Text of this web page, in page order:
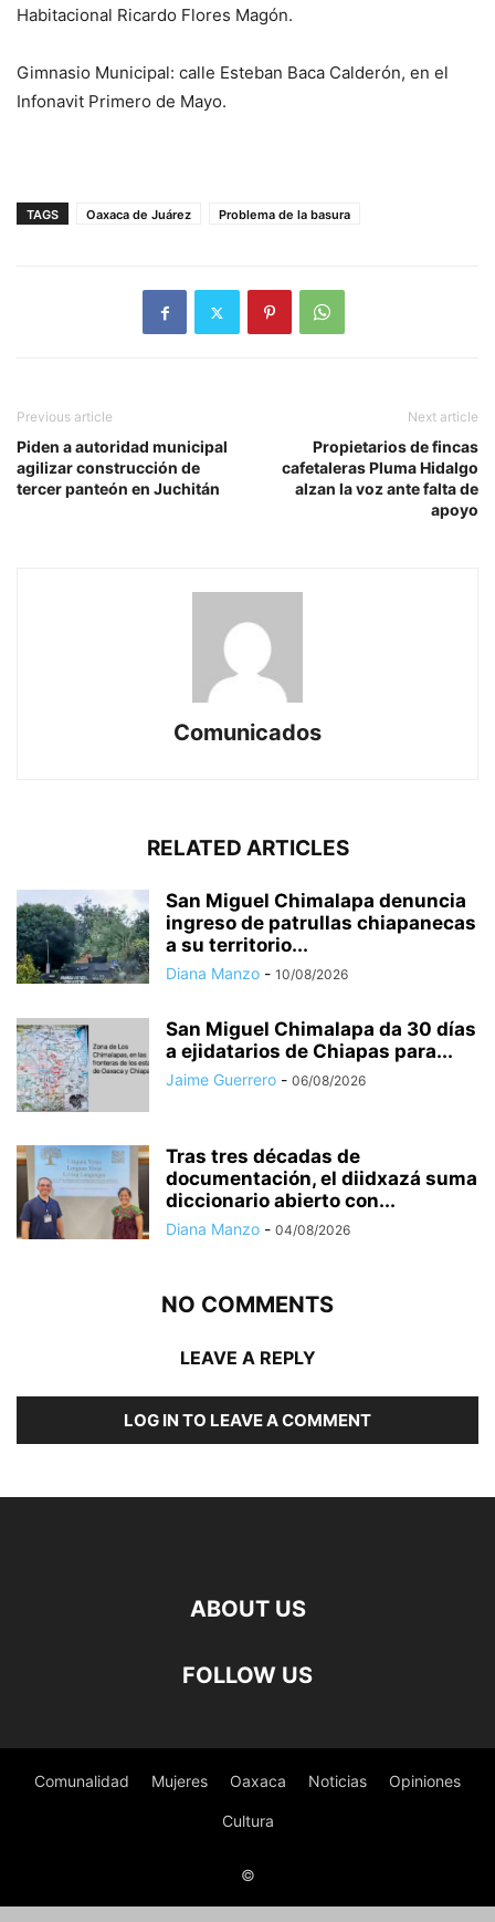
Habitacional Ricardo Flores Magón.
Gimnasio Municipal: calle Esteban Baca Calderón, en el
Infonavit Primero de Mayo.
TAGS Oaxaca de Juárez Problema de la basura
Previous article
Piden a autoridad municipal
agilizar construcción de
tercer panteón en Juchitán
Next article
Propietarios de fincas
cafetaleras Pluma Hidalgo
alzan la voz ante falta de
apoyo
Comunicados
RELATED ARTICLES
San Miguel Chimalapa denuncia
ingreso de patrullas chiapanecas
a su territorio...
Diana Manzo - 10/08/2026
San Miguel Chimalapa da 30 días
a ejidatarios de Chiapas para...
Jaime Guerrero - 06/08/2026
Tras tres décadas de
documentación, el diidxazá suma
diccionario abierto con...
Diana Manzo - 04/08/2026
NO COMMENTS
LEAVE A REPLY
LOG IN TO LEAVE A COMMENT
ABOUT US
FOLLOW US
Comunalidad Mujeres Oaxaca Noticias Opiniones
Cultura
©